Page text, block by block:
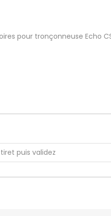
pour tronçonneuse Echo